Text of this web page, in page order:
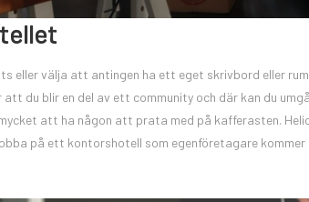
eller välja att antingen ha ett eget skrivbord eller
du blir en del av ett community och där kan du
att ha någon att prata med på kafferasten.
på ett kontorshotell som egenföretagare kommer